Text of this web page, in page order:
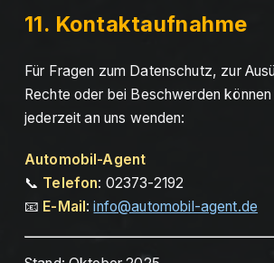
11. Kontaktaufnahme
Für Fragen zum Datenschutz, zur
Rechte oder bei Beschwerden können
jederzeit an uns wenden:
Automobil-Agent
📞 Telefon: 02373-2192
📧 E-Mail:info@automobil-agent.de